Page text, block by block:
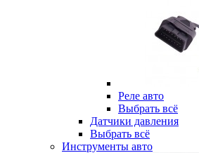
Реле авто
Выбрать всё
Датчики давления
Выбрать всё
Инструменты авто